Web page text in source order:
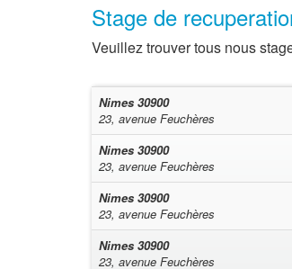
Stage de
Veuillez trouver tous nous
Nimes 30900
23, avenue Feuchères
Nimes 30900
23, avenue Feuchères
Nimes 30900
23, avenue Feuchères
Nimes 30900
23, avenue Feuchères